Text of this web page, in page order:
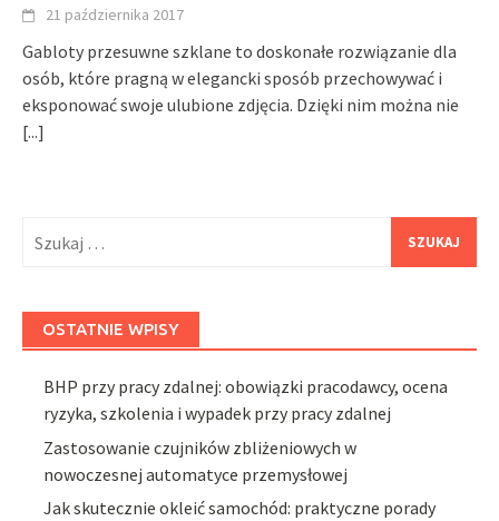
21 października 2017
Gabloty przesuwne szklane to doskonałe rozwiązanie dla
osób, które pragną w elegancki sposób przechowywać i
eksponować swoje ulubione zdjęcia. Dzięki nim można nie
[...]
OSTATNIE WPISY
BHP przy pracy zdalnej: obowiązki pracodawcy, ocena
ryzyka, szkolenia i wypadek przy pracy zdalnej
Zastosowanie czujników zbliżeniowych w
nowoczesnej automatyce przemysłowej
Jak skutecznie okleić samochód: praktyczne porady